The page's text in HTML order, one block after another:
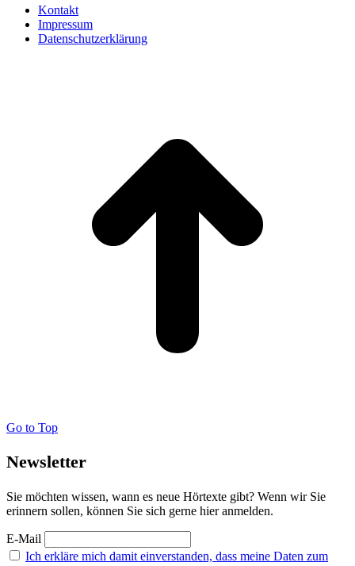
Kontakt
Impressum
Datenschutzerklärung
Go to Top
Newsletter
Sie möchten wissen, wann es neue Hörtexte gibt? Wenn wir Sie
erinnern sollen, können Sie sich gerne hier anmelden.
E-Mail
Ich erkläre mich damit einverstanden, dass meine Daten zum